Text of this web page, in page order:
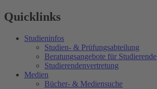
Quicklinks
Studieninfos
Studien- & Prüfungsabteilung
Beratungsangebote für Studierende
Studierendenvertretung
Medien
Bücher- & Mediensuche